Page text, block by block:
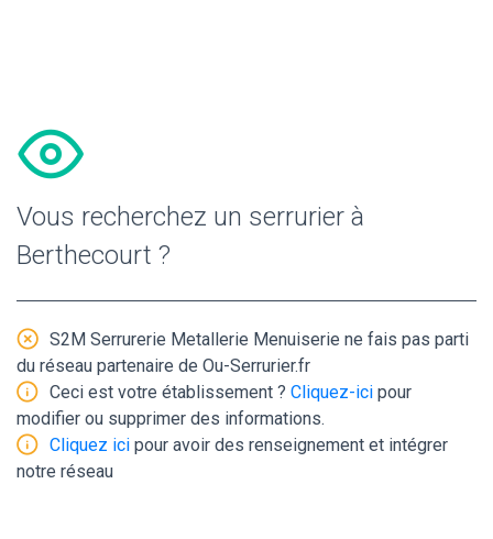
Vous recherchez un serrurier à
Berthecourt ?
S2M Serrurerie Metallerie Menuiserie ne fais pas parti
du réseau partenaire de Ou-Serrurier.fr
Ceci est votre établissement ? Cliquez-ici pour
modifier ou supprimer des informations.
Cliquez ici pour avoir des renseignement et intégrer
notre réseau